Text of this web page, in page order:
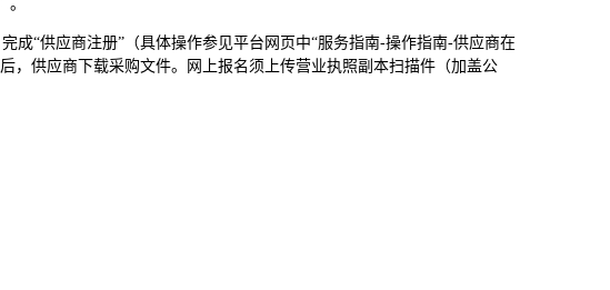
成“供应商注册”（具体操作参见平台网页中“服务指南-操作指南-供应商在
，供应商下载采购文件。网上报名须上传营业执照副本扫描件（加盖公